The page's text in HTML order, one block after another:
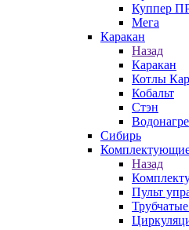
Куппер
Мега
Каракан
Назад
Каракан
Котлы
Кобальт
Стэн
Сибирь
Назад
Пульт